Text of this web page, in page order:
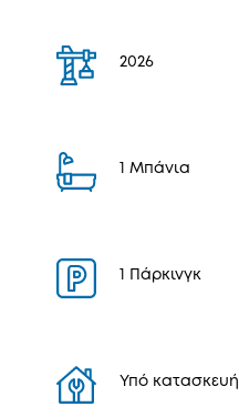
2026
1 Μπάνια
1 Πάρκινγκ
Υπό κατασκευή